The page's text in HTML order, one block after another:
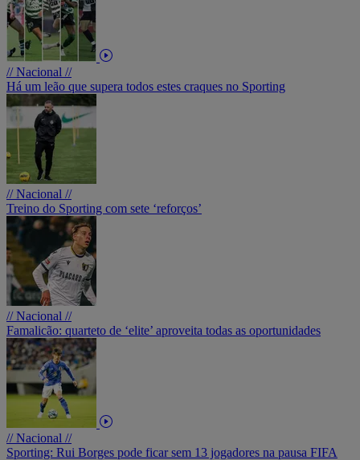
// Nacional //
Há um leão que supera todos estes craques no Sporting
// Nacional //
Treino do Sporting com sete ‘reforços’
// Nacional //
Famalicão: quarteto de ‘elite’ aproveita todas as oportunidades
// Nacional //
Sporting: Rui Borges pode ficar sem 13 jogadores na pausa FIFA